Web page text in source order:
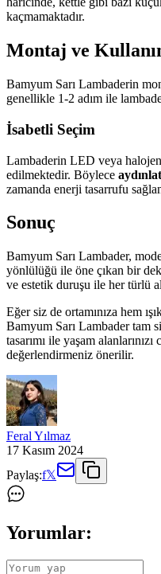
kaçmamaktadır.
Montaj ve
Bamyum Sarı Lambaderin
genellikle 1-2 adım ile
İsabetli Seçim
Lambaderin LED veya
edilmektedir. Böylece
zamanda enerji tasarrufu
Sonuç
Bamyum Sarı Lambader,
yönlülüğü ile öne çıkan bir
ve estetik duruşu ile her türlü
Eğer siz de ortamınıza hem
Bamyum Sarı Lambader tam
tasarımı ile yaşam
değerlendirmeniz önerilir.
Feral Yılmaz
17 Kasım 2024
Paylaş:f𝕏
Yorumlar: